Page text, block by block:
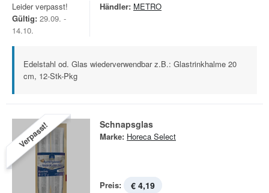
Leider verpasst!
Gültig: 29.09. -
14.10.
Händler: METRO
Edelstahl od. Glas wiederverwendbar z.B.: Glastrinkhalme 20
cm, 12-Stk-Pkg
Verpasst! Schnapsglas
Marke: Horeca Select
Preis: € 4,19